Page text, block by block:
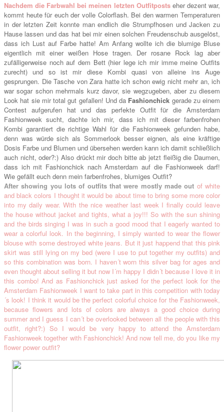
Nachdem die Farbwahl bei meinen letzten Outfitpostseher dezent war,
kommt heute für euch der volle Colorflash. Bei den warmen Temperaturen
in der letzten Zeit konnte man endlich die Strumpfhosen und Jacken zu
Hause lassen und das hat bei mir einen solchen Freudenschub ausgelöst,
dass ich Lust auf Farbe hatte! Am Anfang wollte ich die blumige Bluse
eigentlich mit einer weißen Hose tragen. Der rosane Rock lag aber
zufälligerweise noch auf dem Bett (hier lege ich mir imme meine Outfits
zurecht) und so ist mir diese Kombi quasi von alleine ins Auge
gesprungen. Die Tasche von Zara hatte ich schon ewig nicht mehr an, ich
war sogar schon mehrmals kurz davor, sie wegzugeben, aber zu diesem
Look hat sie mir total gut gefallen! Und da Fashionchick gerade zu einem
Contest aufgerufen hat und das perfekte Outfit für die Amsterdam
Fashionweek sucht, dachte ich mir, dass ich mit dieser farbenfrohen
Kombi garantiert die richtige Wahl für die Fashionweek gefunden habe,
denn was würde sich als Sommerlook besser eignen, als eine kräftige
Dosis Farbe und Blumen und übersehen werden kann ich damit schließlich
auch nicht, oder?:) Also drückt mir doch bitte ab jetzt fleißig die Daumen,
dass ich mit Fashionchick nach Amsterdam auf die Fashionweek darf!
Wie gefällt euch denn mein farbenfrohes, blumiges Outfit?
After showing you lots of outfits that were mostly made out of white
and black colors I thought it would be about time to bring some more color
into my daily wear. With the nice weather last week I finally could leave
the house without jacket and tights, what a joy!!! So with the sun shining
and the birds singing I was in such a good mood that I eagerly wanted to
wear a colorful look. In the beginning, I simply wanted to wear the flower
blouse with some destroyed white jeans. But it just happend that this pink
skirt was still lying on my bed (were I use to put together my outfits) and
so this combination was born. I haven´t worn this silver bag for ages and
even thought about selling it but now I´m happy I didn´t because I love it in
this combo! And as Fashionchick just asked for the perfect look for the
Amsterdam Fashionweek I want to take part in this competition with today
´s look! I think it would be the perfect colorful choice for the Fashionweek,
because flowers and lots of colors are always a good choice during
summer and I guess I can´t be overlooked between all the people with this
outfit, right?:) So I would be very happy to attend the Amsterdam
Fashionweek together with Fashionchick! And now tell me, do you like my
flower power outfit?